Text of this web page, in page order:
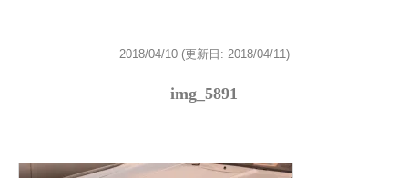
2018/04/10 (更新日: 2018/04/11)
img_5891